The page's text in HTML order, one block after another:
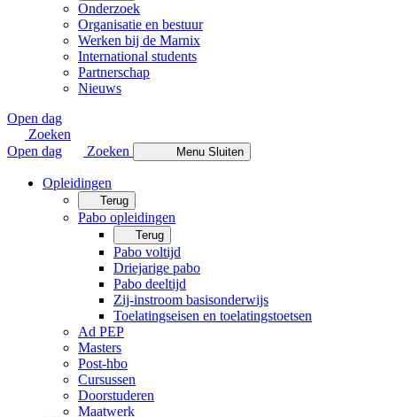
Onderzoek
Organisatie en bestuur
Werken bij de Marnix
International students
Partnerschap
Nieuws
Open dag
Zoeken
Open dag
Zoeken Menu Sluiten
Opleidingen
Terug
Pabo opleidingen
Terug
Pabo voltijd
Driejarige pabo
Pabo deeltijd
Zij-instroom basisonderwijs
Toelatingseisen en toelatingstoetsen
Ad PEP
Masters
Post-hbo
Cursussen
Doorstuderen
Maatwerk